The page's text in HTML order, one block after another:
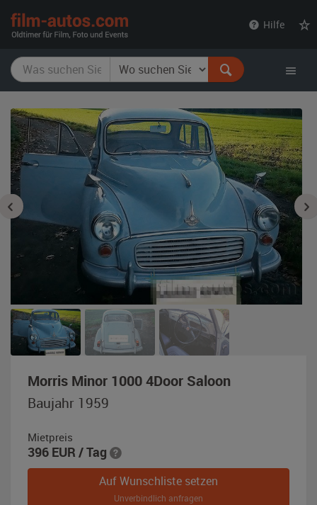
Hilfe
Morris Minor 1000 4Door Saloon,
Baujahr 1959
Mietpreis
396 EUR / Tag
Auf Wunschliste setzen
Unverbindlich anfragen